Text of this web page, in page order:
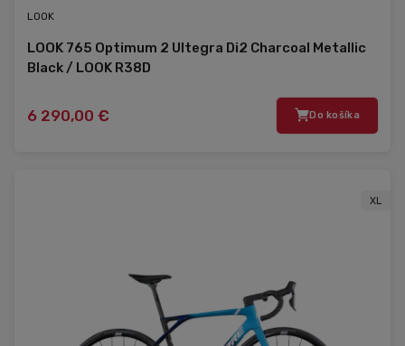
LOOK
LOOK 765 Optimum 2 Ultegra Di2 Charcoal Metallic
Black / LOOK R38D
6 290,00 € Do košíka
XL